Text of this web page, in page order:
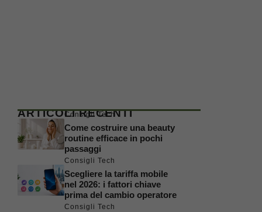
ARTICOLI RECENTI
Consigli Tech
Come costruire una beauty
routine efficace in pochi
passaggi
Consigli Tech
Scegliere la tariffa mobile
nel 2026: i fattori chiave
prima del cambio operatore
Consigli Tech